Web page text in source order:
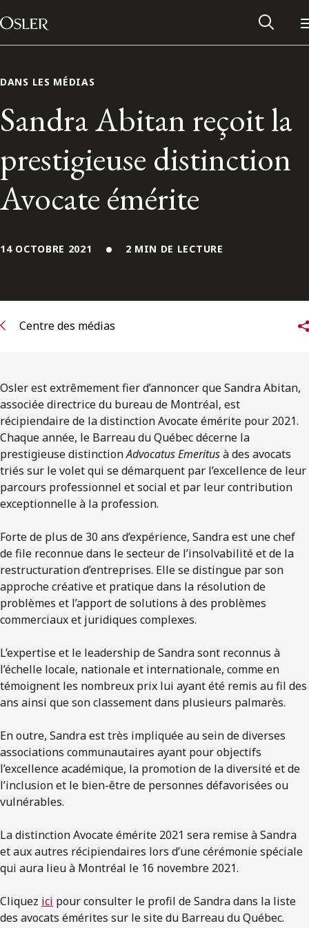
Passer au contenu
Main Navigation
S’abonner
DANS LES MÉDIAS
Sandra Abitan reçoit la
prestigieuse distinction
Avocate émérite
14 OCTOBRE 2021 2 MIN DE LECTURE
Centre des médias
Osler est extrêmement fier d’annoncer que Sandra Abitan,
associée directrice du bureau de Montréal, est
récipiendaire de la distinction Avocate émérite pour 2021.
Chaque année, le Barreau du Québec décerne la
prestigieuse distinctionAdvocatus Emeritusà des avocats
triés sur le volet qui se démarquent par l’excellence de leur
parcours professionnel et social et par leur contribution
exceptionnelle à la profession.
Forte de plus de 30 ans d’expérience, Sandra est une chef
de file reconnue dans le secteur de l’insolvabilité et de la
restructuration d’entreprises. Elle se distingue par son
approche créative et pratique dans la résolution de
problèmes et l’apport de solutions à des problèmes
commerciaux et juridiques complexes.
L’expertise et le leadership de Sandra sont reconnus à
l’échelle locale, nationale et internationale, comme en
témoignent les nombreux prix lui ayant été remis au fil des
ans ainsi que son classement dans plusieurs palmarès.
En outre, Sandra est très impliquée au sein de diverses
associations communautaires ayant pour objectifs
l’excellence académique, la promotion de la diversité et de
l’inclusion et le bien-être de personnes défavorisées ou
vulnérables.
La distinction Avocate émérite 2021 sera remise à Sandra
et aux autres récipiendaires lors d’une cérémonie spéciale
qui aura lieu à Montréal le 16 novembre 2021.
Cliquez ici pour consulter le profil de Sandra dans la liste
des avocats émérites sur le site du Barreau du Québec.